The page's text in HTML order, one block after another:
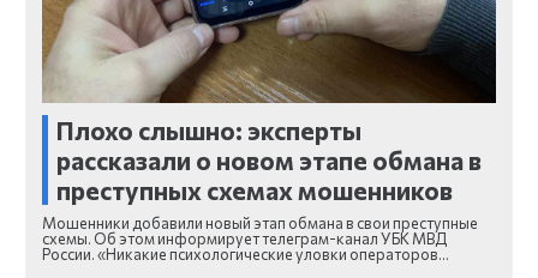
Плохо слышно: эксперты
рассказали о новом этапе обмана в
преступных схемах мошенников
Мошенники добавили новый этап обмана в свои преступные
схемы. Об этом информирует телеграм-канал УБК МВД
России. «Никакие психологические уловки операторов…